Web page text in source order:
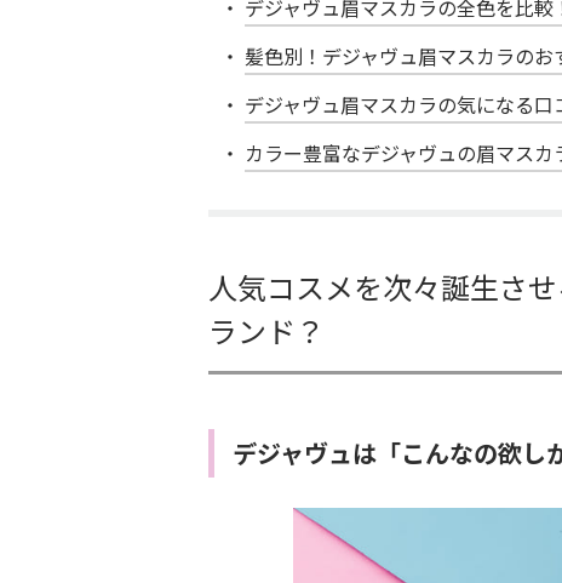
デジャヴュ眉マスカラの全色を比
髪色別！デジャヴュ眉マスカラのお
デジャヴュ眉マスカラの気になる口
カラー豊富なデジャヴュの眉マス
人気コスメを次々誕生さ
ランド？
デジャヴュは「こんなの欲し